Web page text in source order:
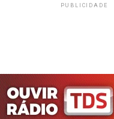
PUBLICIDADE